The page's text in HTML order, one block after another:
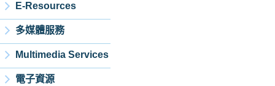
E-Resources
多媒體服務
Multimedia Services
電子資源